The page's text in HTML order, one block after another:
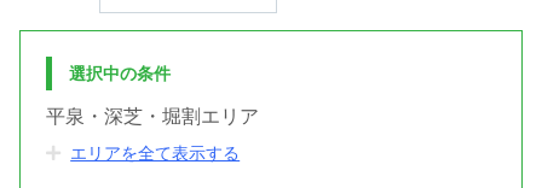
選択中の条件
平泉・深芝・堀割エリア
エリアを全て表示する